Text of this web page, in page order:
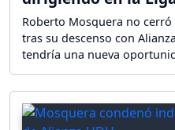
Roberto Mosquera no
tras su descenso con
tendría una nueva